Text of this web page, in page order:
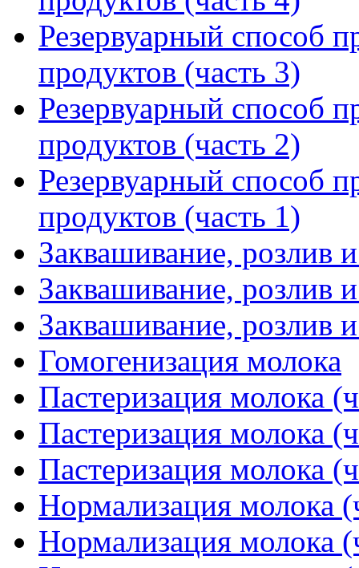
Резервуарный способ
продуктов (часть 3)
Резервуарный способ
продуктов (часть 2)
Резервуарный способ
продуктов (часть 1)
Заквашивание, розлив
Заквашивание, розлив
Заквашивание, розлив
Гомогенизация молока
Пастеризация молока
Пастеризация молока
Пастеризация молока
Нормализация молока
Нормализация молока